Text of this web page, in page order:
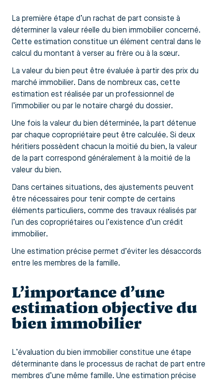
La première étape d’un rachat de part consiste à
déterminer la valeur réelle du bien immobilier concerné.
Cette estimation constitue un élément central dans le
calcul du montant à verser au frère ou à la sœur.
La valeur du bien peut être évaluée à partir des prix du
marché immobilier. Dans de nombreux cas, cette
estimation est réalisée par un professionnel de
l’immobilier ou par le notaire chargé du dossier.
Une fois la valeur du bien déterminée, la part détenue
par chaque copropriétaire peut être calculée. Si deux
héritiers possèdent chacun la moitié du bien, la valeur
de la part correspond généralement à la moitié de la
valeur du bien.
Dans certaines situations, des ajustements peuvent
être nécessaires pour tenir compte de certains
éléments particuliers, comme des travaux réalisés par
l’un des copropriétaires ou l’existence d’un crédit
immobilier.
Une estimation précise permet d’éviter les désaccords
entre les membres de la famille.
L’importance d’une
estimation objective du
bien immobilier
L’évaluation du bien immobilier constitue une étape
déterminante dans le processus de rachat de part entre
membres d’une même famille. Une estimation précise